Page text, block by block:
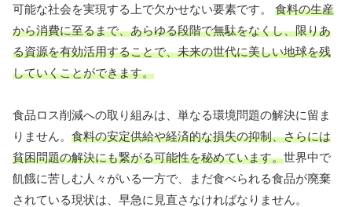
可能な社会を実現する上で欠かせない要素です。 食料の生産
から消費に至るまで、あらゆる段階で無駄をなくし、限りあ
る資源を有効活用することで、未来の世代に美しい地球を残
していくことができます。
食品ロス削減への取り組みは、単なる環境問題の解決に留ま
りません。 食料の安定供給や経済的な損失の抑制、さらには
貧困問題の解決にも繋がる可能性を秘めています。世界中で
飢餓に苦しむ人々がいる一方で、まだ食べられる食品が廃棄
されている現状は、早急に見直さなければなりません。